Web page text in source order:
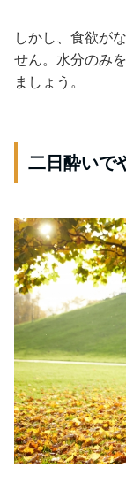
しかし、食欲が
せん。水分のみ
ましょう。
二日酔いで